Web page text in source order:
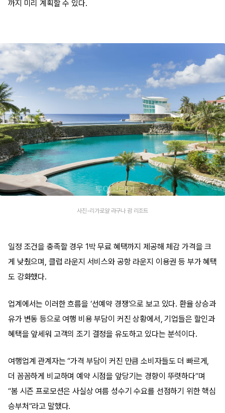
까지 미리 계획할 수 있다.
사진-리가로얄 라구나 괌 리조트
일정 조건을 충족할 경우 1박 무료 혜택까지 제공해 체감 가격을 크
게 낮췄으며, 클럽 라운지 서비스와 공항 라운지 이용권 등 부가 혜택
도 강화했다.
업계에서는 이러한 흐름을 ‘선예약 경쟁’으로 보고 있다. 환율 상승과
유가 변동 등으로 여행 비용 부담이 커진 상황에서, 기업들은 할인과
혜택을 앞세워 고객의 조기 결정을 유도하고 있다는 분석이다.
여행업계 관계자는 “가격 부담이 커진 만큼 소비자들도 더 빠르게,
더 꼼꼼하게 비교하며 예약 시점을 앞당기는 경향이 뚜렷하다”며
“봄 시즌 프로모션은 사실상 여름 성수기 수요를 선점하기 위한 핵심
승부처”라고 말했다.